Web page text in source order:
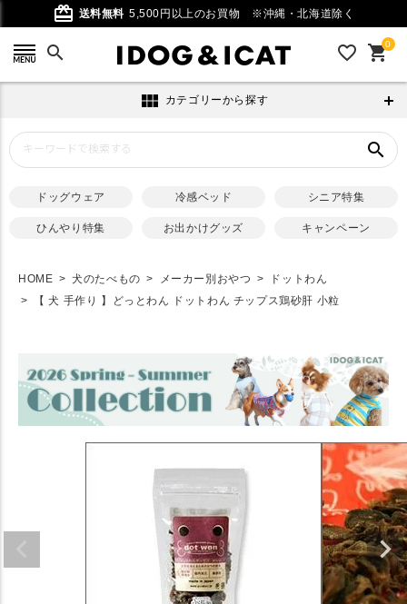
card_giftcard 送料無料 5,500円以上のお買物 ※沖縄・北海道除く
search favorite_outline 0
shopping_cart
view_module カテゴリーから探す
search
ドッグウェア 冷感ベッド シニア特集
ひんやり特集 お出かけグッズ キャンペーン
HOME 犬のたべもの メーカー別おやつ
ドットわん
【 犬 手作り 】どっとわん ドットわん チップス鶏砂肝 小粒